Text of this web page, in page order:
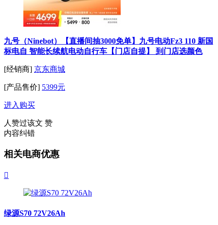
九号（Ninebot）【直播间抽3000免单】九号电动Fz3 110 新国
标电自 智能长续航电动自行车【门店自提】 到门店选颜色
[经销商] 京东商城
[产品售价] 5399元
进入购买
人赞过该文 赞
内容纠错
相关电商优惠

绿源S70 72V26Ah